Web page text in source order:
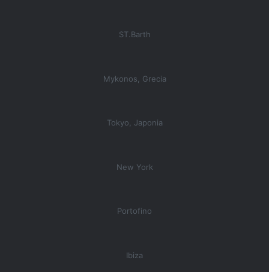
ST.Barth
Mykonos, Grecia
Tokyo, Japonia
New York
Portofino
Ibiza